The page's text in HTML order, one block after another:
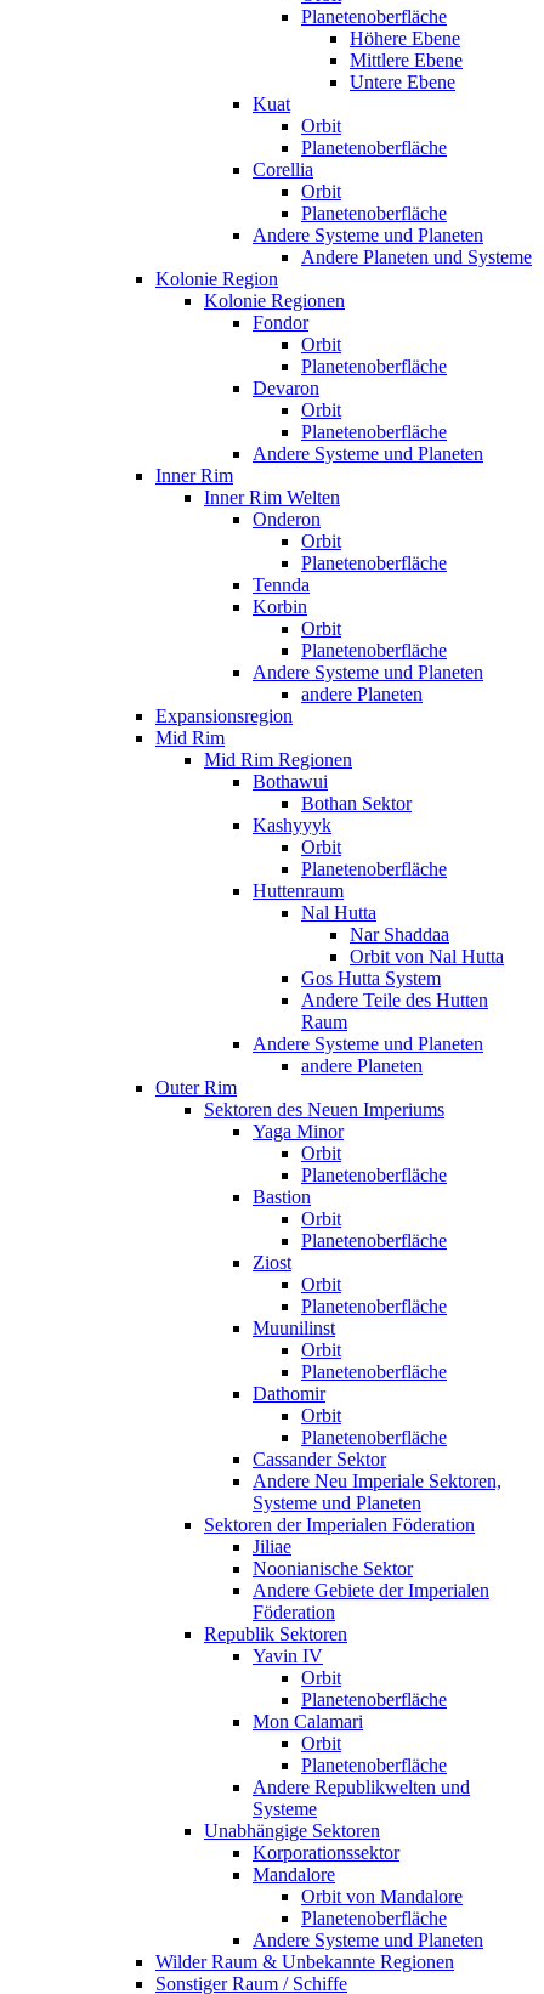
Planetenoberfläche
Höhere Ebene
Mittlere Ebene
Untere Ebene
Kuat
Orbit
Planetenoberfläche
Corellia
Orbit
Planetenoberfläche
Andere Systeme und Planeten
Andere Planeten und Systeme
Kolonie Region
Kolonie Regionen
Fondor
Orbit
Planetenoberfläche
Devaron
Orbit
Planetenoberfläche
Andere Systeme und Planeten
Inner Rim
Inner Rim Welten
Onderon
Orbit
Planetenoberfläche
Tennda
Korbin
Orbit
Planetenoberfläche
Andere Systeme und Planeten
andere Planeten
Expansionsregion
Mid Rim
Mid Rim Regionen
Bothawui
Bothan Sektor
Kashyyyk
Orbit
Planetenoberfläche
Huttenraum
Nal Hutta
Nar Shaddaa
Orbit von Nal Hutta
Gos Hutta System
Andere Teile des Hutten
Raum
Andere Systeme und Planeten
andere Planeten
Outer Rim
Sektoren des Neuen Imperiums
Yaga Minor
Orbit
Planetenoberfläche
Bastion
Orbit
Planetenoberfläche
Ziost
Orbit
Planetenoberfläche
Muunilinst
Orbit
Planetenoberfläche
Dathomir
Orbit
Planetenoberfläche
Cassander Sektor
Andere Neu Imperiale Sektoren,
Systeme und Planeten
Sektoren der Imperialen Föderation
Jiliae
Noonianische Sektor
Andere Gebiete der Imperialen
Föderation
Republik Sektoren
Yavin IV
Orbit
Planetenoberfläche
Mon Calamari
Orbit
Planetenoberfläche
Andere Republikwelten und
Systeme
Unabhängige Sektoren
Korporationssektor
Mandalore
Orbit von Mandalore
Planetenoberfläche
Andere Systeme und Planeten
Wilder Raum & Unbekannte Regionen
Sonstiger Raum / Schiffe